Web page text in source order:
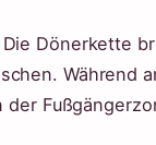
Dönerkette
Während
der